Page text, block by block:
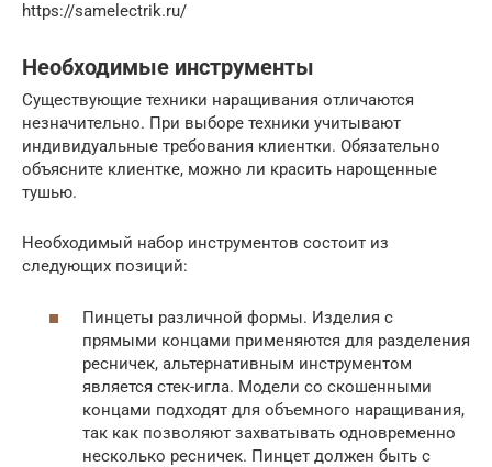
https://samelectrik.ru/
Необходимые инструменты
Существующие техники наращивания отличаются
незначительно. При выборе техники учитывают
индивидуальные требования клиентки. Обязательно
объясните клиентке, можно ли красить нарощенные
тушью.
Необходимый набор инструментов состоит из
следующих позиций:
Пинцеты различной формы. Изделия с
прямыми концами применяются для разделения
ресничек, альтернативным инструментом
является стек-игла. Модели со скошенными
концами подходят для объемного наращивания,
так как позволяют захватывать одновременно
несколько ресничек. Пинцет должен быть с